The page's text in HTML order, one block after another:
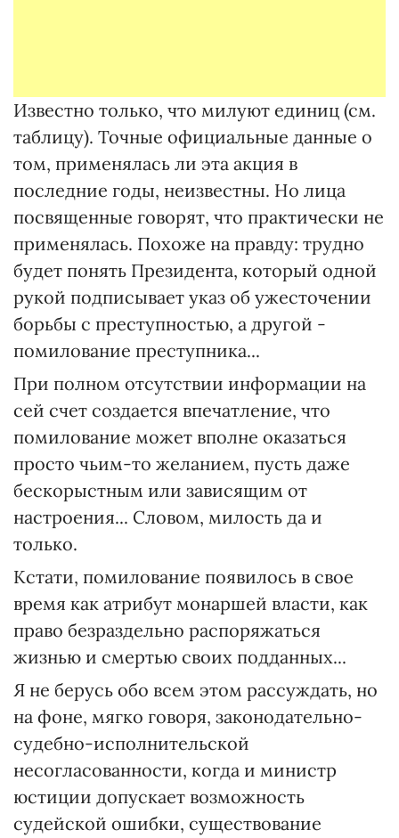
Известно только, что милуют единиц (см.
таблицу). Точные официальные данные о
том, применялась ли эта акция в
последние годы, неизвестны. Но лица
посвященные говорят, что практически не
применялась. Похоже на правду: трудно
будет понять Президента, который одной
рукой подписывает указ об ужесточении
борьбы с преступностью, а другой -
помилование преступника...
При полном отсутствии информации на
сей счет создается впечатление, что
помилование может вполне оказаться
просто чьим-то желанием, пусть даже
бескорыстным или зависящим от
настроения... Словом, милость да и
только.
Кстати, помилование появилось в свое
время как атрибут монаршей власти, как
право безраздельно распоряжаться
жизнью и смертью своих подданных...
Я не берусь обо всем этом рассуждать, но
на фоне, мягко говоря, законодательно-
судебно-исполнительской
несогласованности, когда и министр
юстиции допускает возможность
судейской ошибки, существование